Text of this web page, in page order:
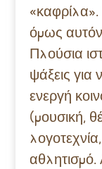
«καφρίλα».
όμως
Πλούσια
ψάξεις
ενεργή
(μουσική,
αθλητισμό.